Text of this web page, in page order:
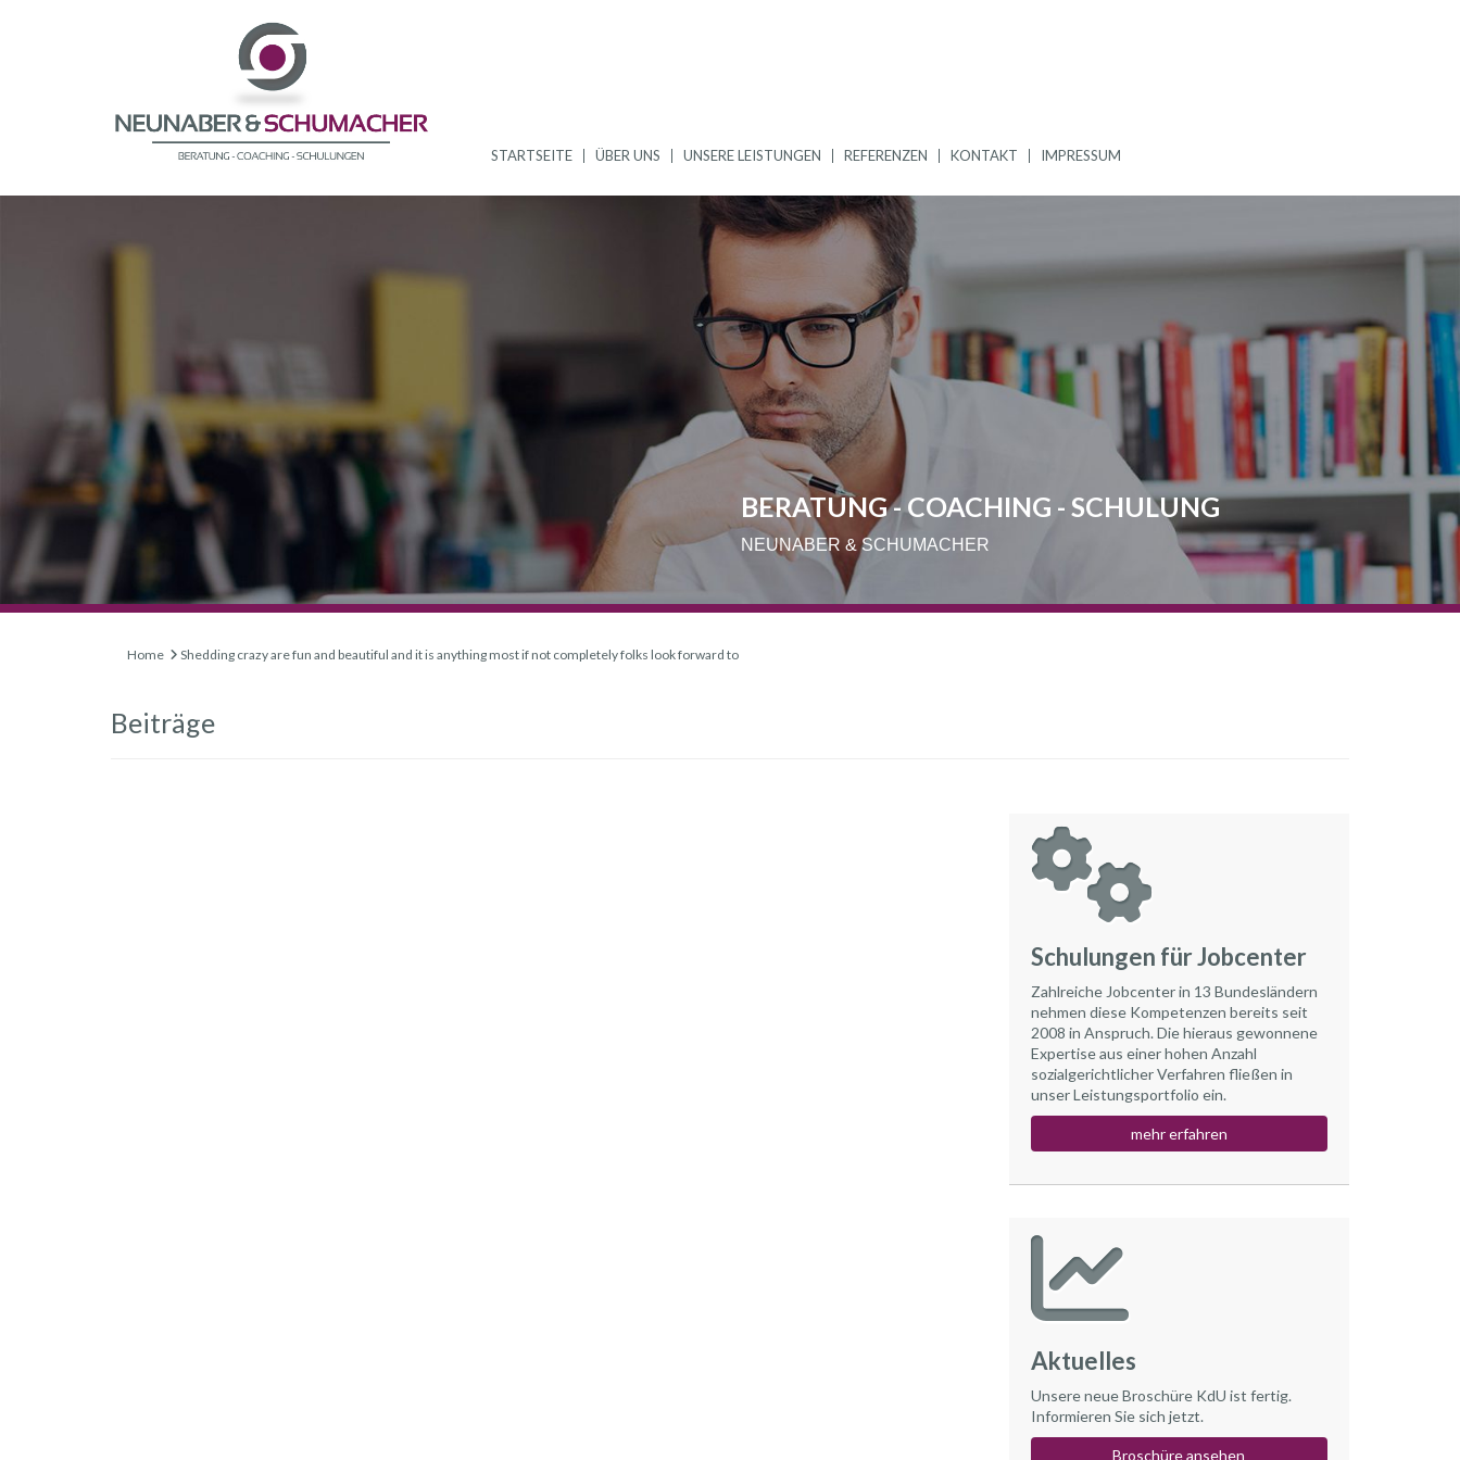
STARTSEITE ÜBER UNS UNSERE LEISTUNGEN REFERENZEN KONTAKT IMPRESSUM
BERATUNG - COACHING - SCHULUNG
NEUNABER & SCHUMACHER
Home Shedding crazy are fun and beautiful and it is anything most if not completely folks look forward to
Beiträge
Schulungen für Jobcenter
Zahlreiche Jobcenter in 13 Bundesländern
nehmen diese Kompetenzen bereits seit
2008 in Anspruch. Die hieraus gewonnene
Expertise aus einer hohen Anzahl
sozialgerichtlicher Verfahren fließen in
unser Leistungsportfolio ein.
mehr erfahren
Aktuelles
Unsere neue Broschüre KdU ist fertig.
Informieren Sie sich jetzt.
Broschüre ansehen